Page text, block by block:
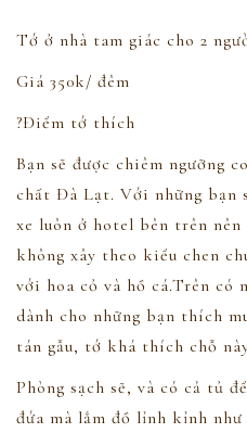
Tớ ở nhà tam giác cho 2
Giá 350k/ đêm
?Điểm tớ thích
Bạn sẽ được chiêm ngưỡng
chất Đà Lạt. Với những bạn
xe luôn ở hotel bên trên nên
không xây theo kiểu chen
với hoa cỏ và hồ cá.Trên có
dành cho những bạn thích
tán gẫu, tớ khá thích chỗ
Phòng sạch sẽ, và có cả tủ
đứa mà lắm đồ lỉnh kỉnh như